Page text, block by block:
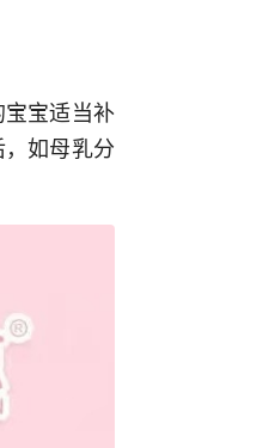
宝适当补
如母乳分